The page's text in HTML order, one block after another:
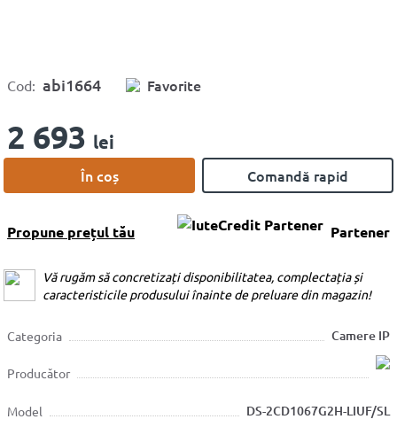
Cod: abi1664 Favorite
2 693 lei
În coș Comandă rapid
Propune prețul tău Partener
Vă rugăm să concretizați disponibilitatea, complectația și
caracteristicile produsului înainte de preluare din magazin!
Categoria Camere IP
Producător
Model DS-2CD1067G2H-LIUF/SL